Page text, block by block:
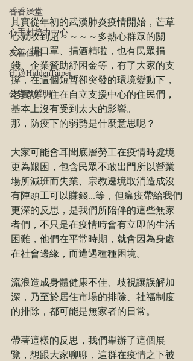
香香澡堂
心手村培力中心
友善住宿
街遊HiddenTaipei
公告及聲明
其實從年初的武漢肺炎疫情開始，芒草
心就收到超～～～～多熱心群眾的關
心，捐口罩、捐酒精啦，也有民眾捐
錢、企業贊助紓困金等，有了大家的支
撐，在這個短暫卻突發的環境變動下，
老實說，住在自立支援中心的住民們，
基本上沒有受到太大的影響。
那，防疫下的弱勢是什麼意思呢？
大家可能會耳聞底層勞工在疫情時處境
更為艱困，包含民眾不敢出門所以營業
場所減班而失業、宗教遶境取消造成沒
有陣頭工可以賺錢...等，但瘟疫帶給我們
更深的反思，是我們所陪伴的這些無家
者們，不只是在疫情時會有立即的生活
困難，他們在平常時期，就會因為身處
在社會邊緣，而遭遇種種困境。
流浪造成身體健康不佳、歧視讓誤解加
深，乃至於居住市場的排除、社福制度
的排除，都可能是無家者的日常。
帶著這樣的反思，我們舉辦了這個展
覽，想跟大家聊聊，這群在疫情之下被